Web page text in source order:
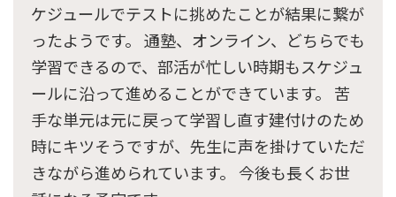
ケジュールでテストに挑めたことが結果に繋が
ったようです。 通塾、オンライン、どちらでも
学習できるので、部活が忙しい時期もスケジュ
ールに沿って進めることができています。 苦
手な単元は元に戻って学習し直す建付けのため
時にキツそうですが、先生に声を掛けていただ
きながら進められています。 今後も長くお世